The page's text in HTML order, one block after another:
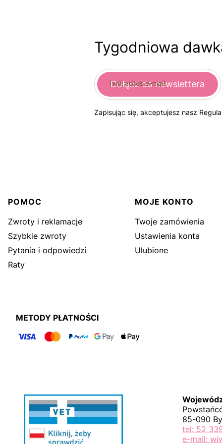
Tygodniowa
Twój adres e-mail
Dołącz do newslettera
Zapisując się, akceptujesz nasz
Linki w stopce
POMOC
Zwroty i reklamacje
Szybkie zwroty
Pytania i odpowiedzi
Raty
MOJE KONTO
Twoje zamówienia
Ustawienia konta
Ulubione
METODY PŁATNOŚCI
85-090
tel: 52
e-mail: